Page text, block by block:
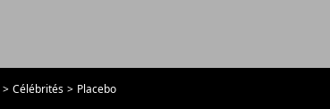
Célébrités Placebo